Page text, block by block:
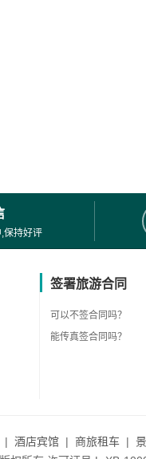
,保持好评
签署旅游合同
可以不签合同吗？
能传真签合同吗？
| 酒店宾馆 | 商旅租车 |